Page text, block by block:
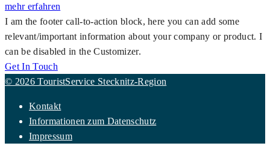
mehr erfahren
I am the footer call-to-action block, here you can add some
relevant/important information about your company or product. I
can be disabled in the Customizer.
Get In Touch
© 2026 TouristService Stecknitz-Region
Kontakt
Informationen zum Datenschutz
Impressum